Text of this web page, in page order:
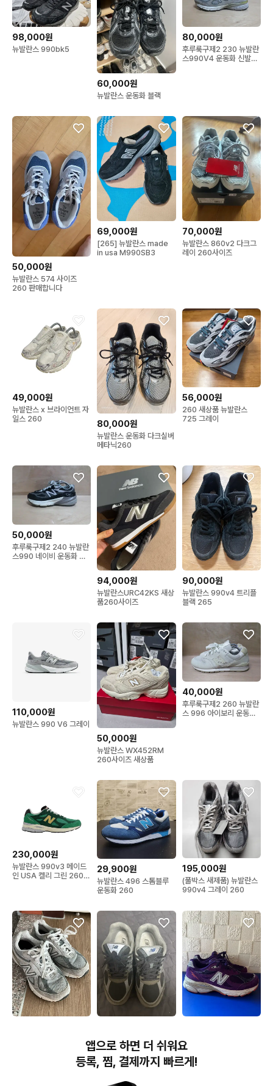
98,000원
뉴발란스 990bk5
60,000원
뉴발란스 운동화 블랙
80,000원
후루룩구제2 230 뉴발란
스990V4 운동화 신발
50,000원
뉴발란스 574 사이즈
260 판매합니다
69,000원
[265] 뉴발란스 made
in usa M990SB3
70,000원
뉴발란스 860v2 다크그
레이 260사이즈
49,000원
뉴발란스 x 브라이언트 자
일스 260
80,000원
뉴발란스 운동화 다크실버
메타닉260
56,000원
260 새상품 뉴발란스
725 그레이
50,000원
후루룩구제2 240 뉴발란
스990 네이비 운동화 신
94,000원
뉴발란스URC42KS 새상
품260사이즈
90,000원
뉴발란스 990v4 트리플
블랙 265
110,000원
뉴발란스 990 V6 그레이
50,000원
뉴발란스 WX452RM
260사이즈 새상품
40,000원
후루룩구제2 260 뉴발란
스 996 아이보리 운동화
230,000원
뉴발란스 990v3 메이드
인 USA 켈리 그린 260사
29,900원
뉴발란스 496 스톰블루
운동화 260
195,000원
(풀박스 새제품) 뉴발란스
990v4 그레이 260
뉴발란스 2010 네이비
260mm 판매합니다
앱으로 하면 더 쉬워요
등록, 찜, 결제까지 빠르게!